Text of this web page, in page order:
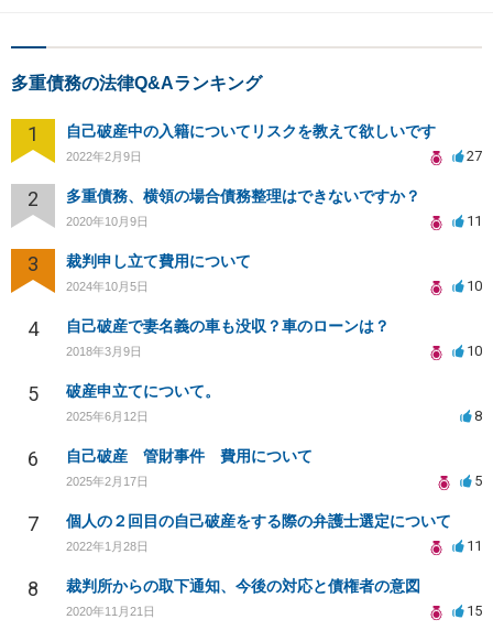
多重債務の法律Q&Aランキング
1 自己破産中の入籍についてリスクを教えて欲しいです
2022年2月9日 27
2 多重債務、横領の場合債務整理はできないですか？
2020年10月9日 11
3 裁判申し立て費用について
2024年10月5日 10
4 自己破産で妻名義の車も没収？車のローンは？
2018年3月9日 10
5 破産申立てについて。
2025年6月12日 8
6 自己破産 管財事件 費用について
2025年2月17日 5
7 個人の２回目の自己破産をする際の弁護士選定について
2022年1月28日 11
8 裁判所からの取下通知、今後の対応と債権者の意図
2020年11月21日 15